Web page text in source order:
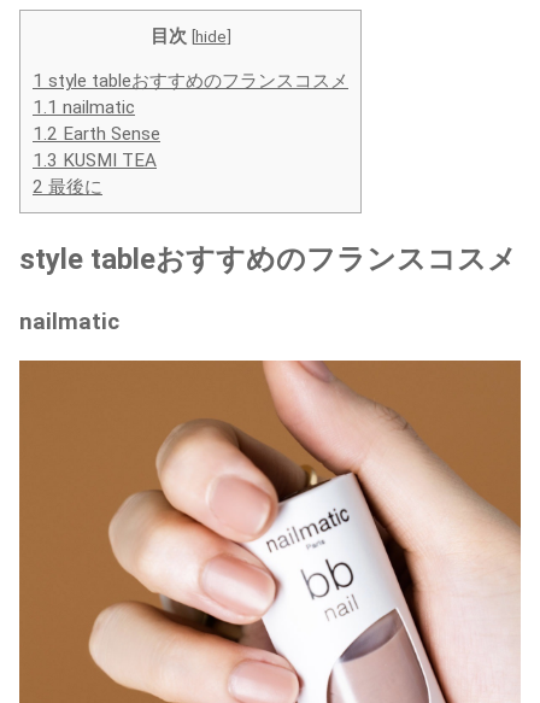
目次 [hide]
1 style tableおすすめのフランスコスメ
1.1 nailmatic
1.2 Earth Sense
1.3 KUSMI TEA
2 最後に
style tableおすすめのフランスコスメ
nailmatic